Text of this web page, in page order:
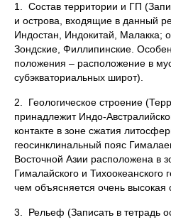
1. Состав территории и ГП
и острова, входящие в данный
Индостан, Индокитай, Малакка;
Зондские, Филлипинские.
положения – расположение в
субэкваториальных широт).
2. Геологическое строение
принадлежит Индо-
контакте в зоне сжатия
геосинклинальный пояс
Восточной Азии расположена в
Гималайского и Тихоокеанского
чем объясняется очень высокая
3. Рельеф (Записать в тетрадь